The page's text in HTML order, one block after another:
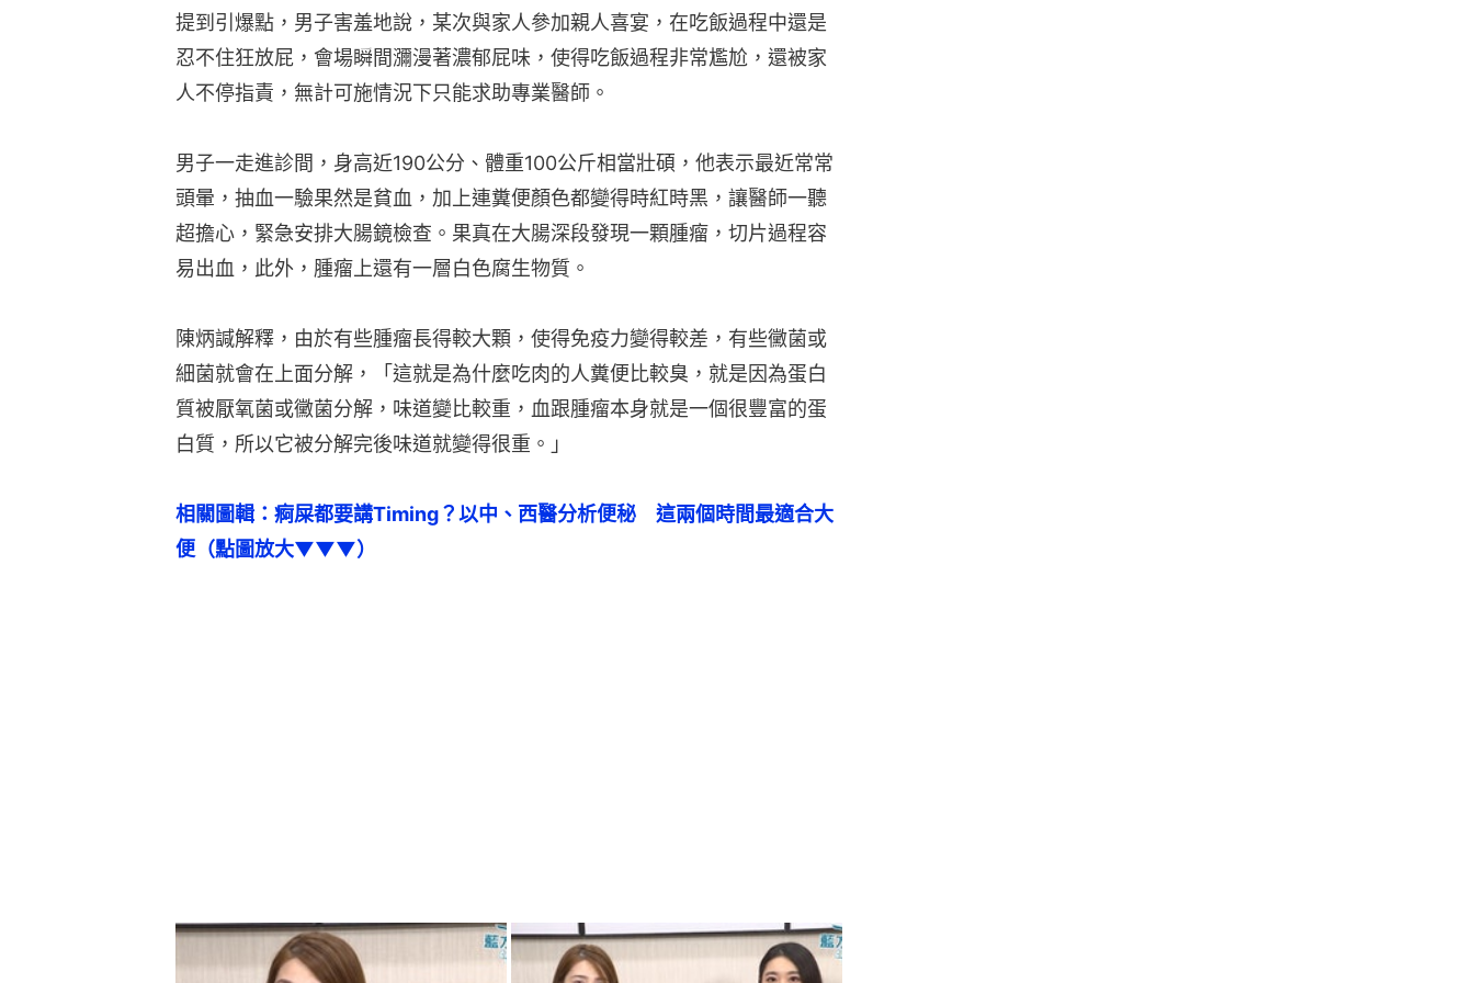
提到引爆點，男子害羞地說，某次與家人參加親人喜宴，在吃飯過程中還是
忍不住狂放屁，會場瞬間瀰漫著濃郁屁味，使得吃飯過程非常尷尬，還被家
人不停指責，無計可施情況下只能求助專業醫師。
男子一走進診間，身高近190公分、體重100公斤相當壯碩，他表示最近常常
頭暈，抽血一驗果然是貧血，加上連糞便顏色都變得時紅時黑，讓醫師一聽
超擔心，緊急安排大腸鏡檢查。果真在大腸深段發現一顆腫瘤，切片過程容
易出血，此外，腫瘤上還有一層白色腐生物質。
陳炳諴解釋，由於有些腫瘤長得較大顆，使得免疫力變得較差，有些黴菌或
細菌就會在上面分解，「這就是為什麼吃肉的人糞便比較臭，就是因為蛋白
質被厭氧菌或黴菌分解，味道變比較重，血跟腫瘤本身就是一個很豐富的蛋
白質，所以它被分解完後味道就變得很重。」
相關圖輯：痾屎都要講Timing？以中、西醫分析便秘　這兩個時間最適合大
便（點圖放大▼▼▼）